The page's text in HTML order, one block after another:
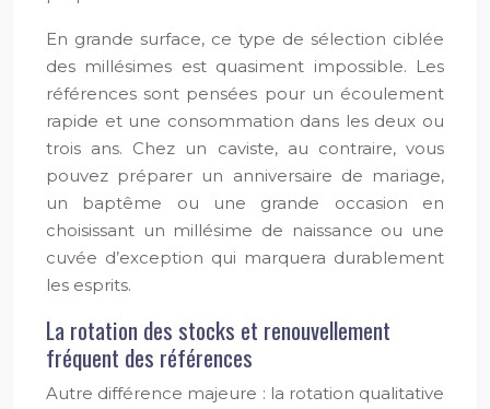
En grande surface, ce type de sélection ciblée
des millésimes est quasiment impossible. Les
références sont pensées pour un écoulement
rapide et une consommation dans les deux ou
trois ans. Chez un caviste, au contraire, vous
pouvez préparer un anniversaire de mariage,
un baptême ou une grande occasion en
choisissant un millésime de naissance ou une
cuvée d’exception qui marquera durablement
les esprits.
La rotation des stocks et renouvellement
fréquent des références
Autre différence majeure : la rotation qualitative